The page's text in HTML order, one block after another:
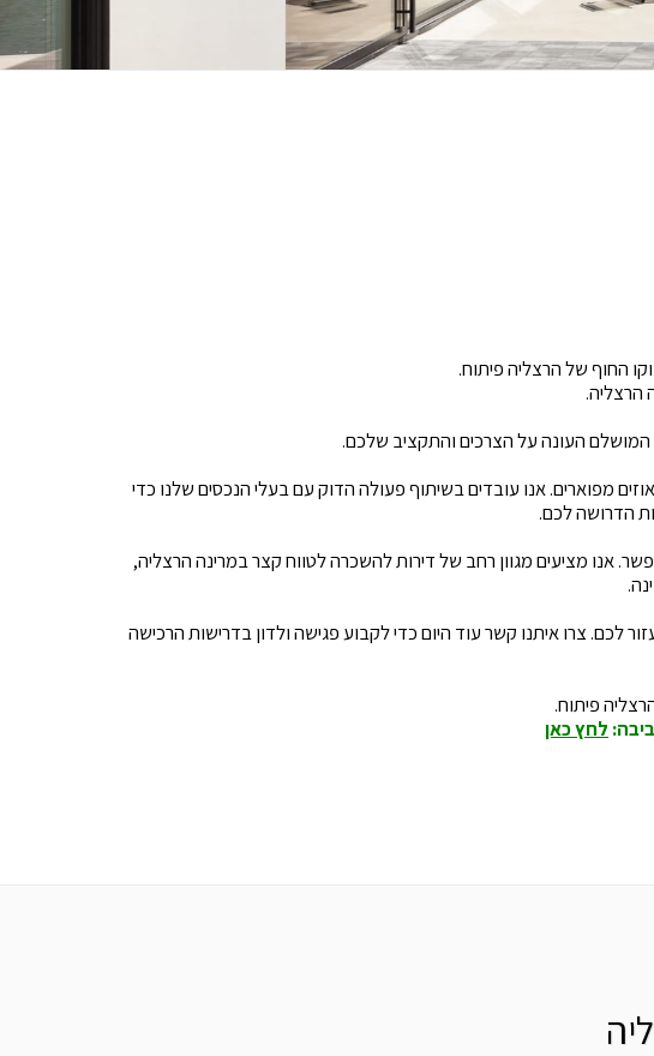
החוף של הרצליה פיתוח.
הרצליה.
המושלם העונה על הצרכים והתקציב שלכם.
מפוארים. אנו עובדים בשיתוף פעולה הדוק עם בעלי הנכסים שלנו כדי
הדרושה לכם.
אנו מציעים מגוון רחב של דירות להשכרה לטווח קצר במרינה הרצליה,
לכם. צרו איתנו קשר עוד היום כדי לקבוע פגישה ולדון בדרישות הרכישה
פיתוח.
לחץ כאן